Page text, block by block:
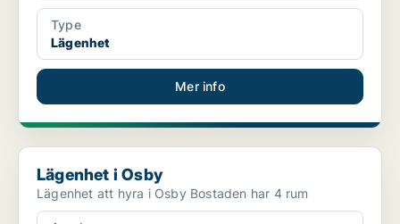
Type
Lägenhet
Mer info
Lägenhet i Osby
Lägenhet i Osby
Lägenhet att hyra i Osby Bostaden har 4 rum